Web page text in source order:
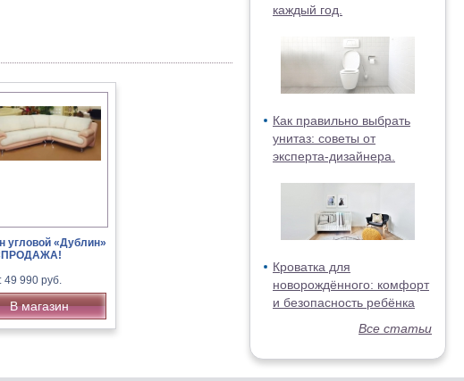
каждый год.
Как правильно выбрать
унитаз: советы от
эксперта-дизайнера.
Кроватка для
новорождённого: комфорт
и безопасность ребёнка
Все статьи
угловой «Дублин»
49 990 руб.
В магазин